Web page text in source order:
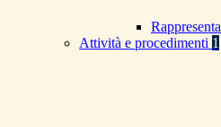
Attività e procedimenti 1